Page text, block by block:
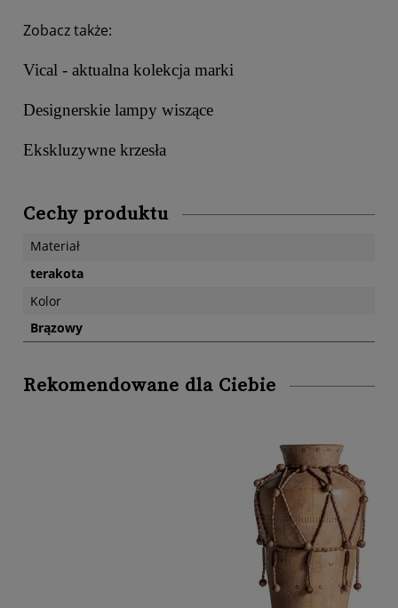
Zobacz także:
Vical - aktualna kolekcja marki
Designerskie lampy wiszące
Ekskluzywne krzesła
Cechy produktu
Materiał
terakota
Kolor
Brązowy
Rekomendowane dla Ciebie